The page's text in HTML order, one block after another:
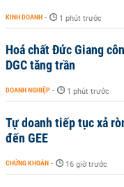
KINH DOANH - 1 phút trước
Hoá chất Đức Giang
DGC tăng trần
DOANH NGHIỆP - 1 phút trước
Tự doanh tiếp tục xả
đến GEE
CHỨNG KHOÁN - 16 giờ trước